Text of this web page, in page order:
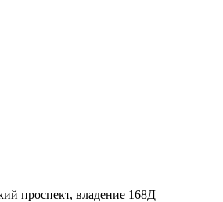
проспект, владение 168Д